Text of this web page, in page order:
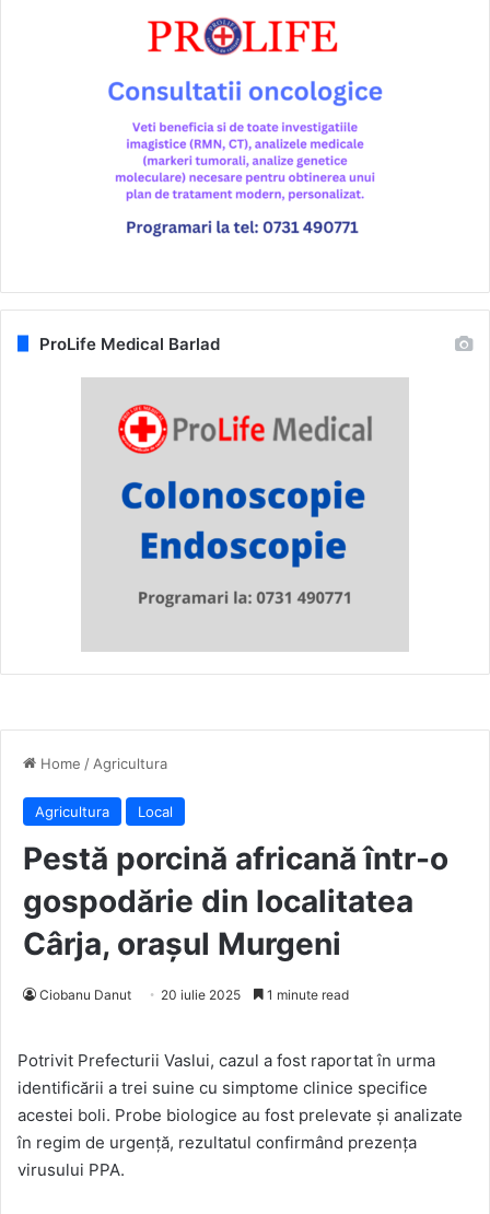
Home / Agricultura
Agricultura Local
Pestă porcină africană într-o
gospodărie din localitatea
Cârja, orașul Murgeni
Ciobanu Danut 20 iulie 2025 1 minute read
Potrivit Prefecturii Vaslui, cazul a fost raportat în urma
identificării a trei suine cu simptome clinice specifice
acestei boli. Probe biologice au fost prelevate și analizate
în regim de urgență, rezultatul confirmând prezența
virusului PPA.
ProLife Medical Barlad